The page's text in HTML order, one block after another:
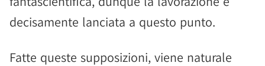
decisamente lanciata a questo punto.
Fatte queste supposizioni, viene naturale